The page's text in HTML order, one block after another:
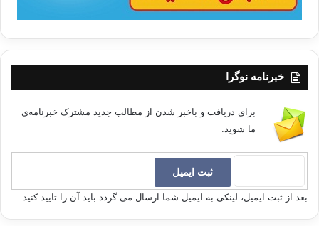
خبرنامه نوگرا
برای دریافت و باخبر شدن از مطالب جدید مشترک خبرنامه‌ی
ما شوید.
بعد از ثبت ایمیل، لینکی به ایمیل شما ارسال می گردد باید آن را تایید کنید.